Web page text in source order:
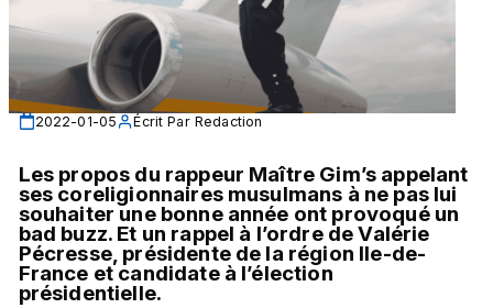
2022-01-05 Écrit Par Redaction
Les propos du rappeur Maître Gim’s appelant
ses coreligionnaires musulmans à ne pas lui
souhaiter une bonne année ont provoqué un
bad buzz. Et un rappel à l’ordre de Valérie
Pécresse, présidente de la région Ile-de-
France et candidate à l’élection
présidentielle.